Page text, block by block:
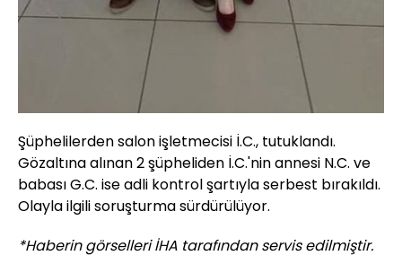
Şüphelilerden salon işletmecisi İ.C., tutuklandı.
Gözaltına alınan 2 şüpheliden İ.C.'nin annesi N.C. ve
babası G.C. ise adli kontrol şartıyla serbest bırakıldı.
Olayla ilgili soruşturma sürdürülüyor.
*Haberin görselleri İHA tarafından servis edilmiştir.